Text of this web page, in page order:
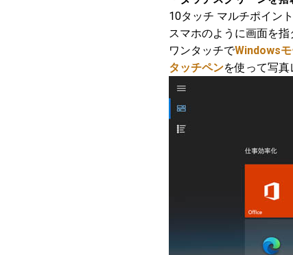
10タッチ マルチポイント
スマホのように画面を指
ワンタッチでWindows
タッチペンを使って写